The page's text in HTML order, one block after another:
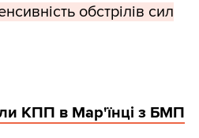
обстрілів сил
КПП в Мар'їнці з БМП